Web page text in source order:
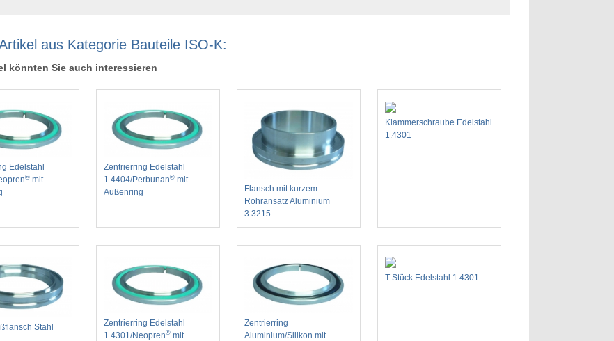
aus Kategorie Bauteile ISO-K:
könnten Sie auch interessieren
Edelstahl
® mit
Zentrierring Edelstahl
1.4404/Perbunan® mit
Außenring
Flansch mit kurzem
Rohransatz Aluminium
3.3215
Klammerschraube Edelstahl
1.4301
Stahl
Zentrierring Edelstahl
1.4301/Neopren® mit
Zentrierring
Aluminium/Silikon mit
T-Stück Edelstahl 1.4301